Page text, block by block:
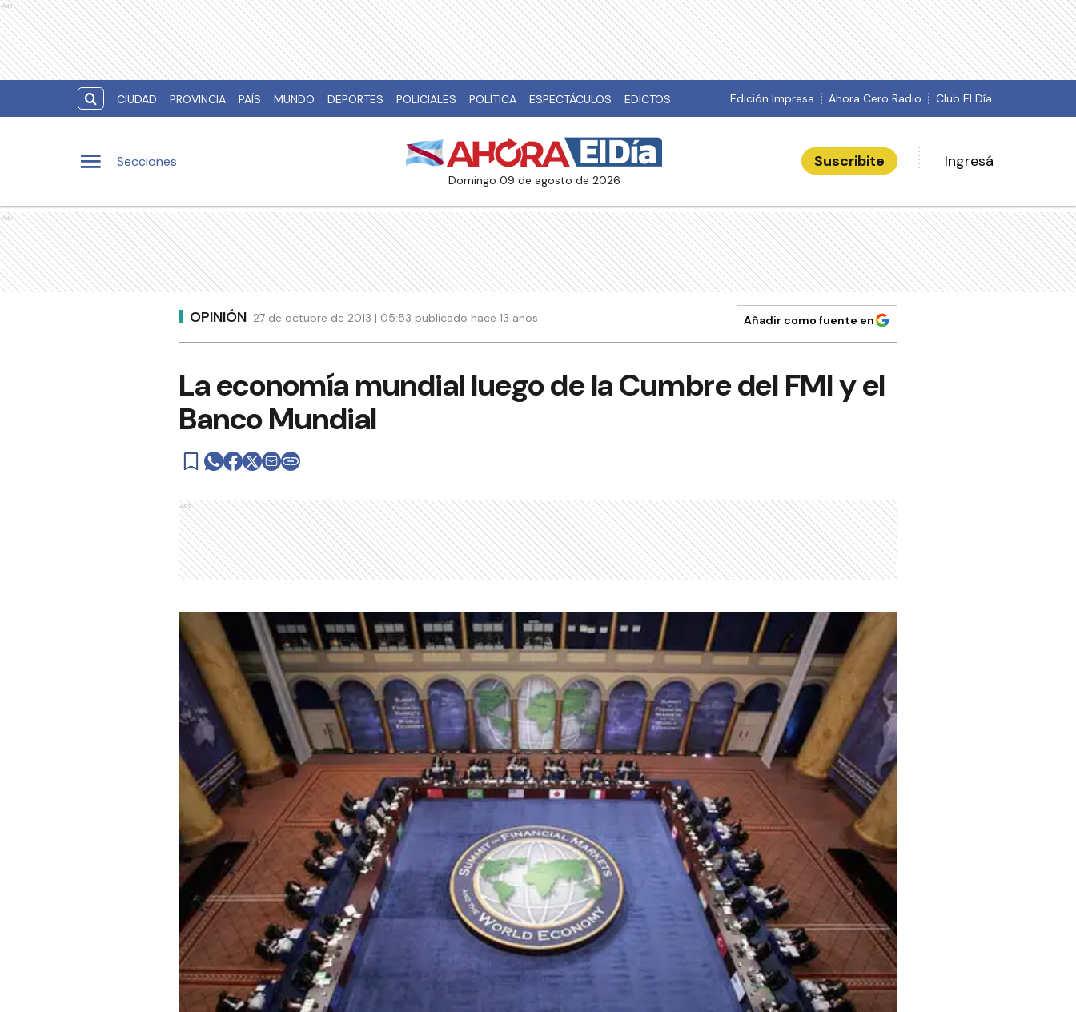
Ads
CIUDAD PROVINCIA PAÍS MUNDO DEPORTES POLICIALES POLÍTICA ESPECTÁCULOS EDICTOS Edición Impresa Ahora Cero Radio Club El Día
Secciones
domingo 09 de agosto de 2026
Suscribite Ingresá
Ads
OPINIÓN 27 de octubre de 2013 | 05:53 publicado hace 13 años Añadir como fuente en
La economía mundial luego de la Cumbre del FMI y el
Banco Mundial
Ads